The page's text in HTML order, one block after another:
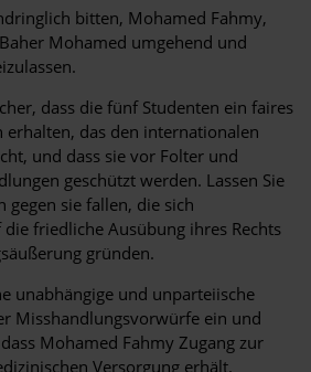
bitten, Mohamed Fahmy,
Mohamed umgehend und
dass die fünf Studenten ein faires
erhalten, das den internationalen
und dass sie vor Folter und
geschützt werden. Lassen Sie
gegen sie fallen, die sich
friedliche Ausübung ihres Rechts
gründen.
unabhängige und unparteiische
Misshandlungsvorwürfe ein und
Mohamed Fahmy Zugang zur
Versorgung erhält.